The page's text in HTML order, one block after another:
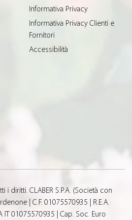
Informativa Privacy
Informativa Privacy Clienti e
Fornitori
Accessibilità
i diritti. CLABER S.P.A. (Società con
| C.F. 01075570935 | R.E.A.
IT 01075570935 | Cap. Soc. Euro